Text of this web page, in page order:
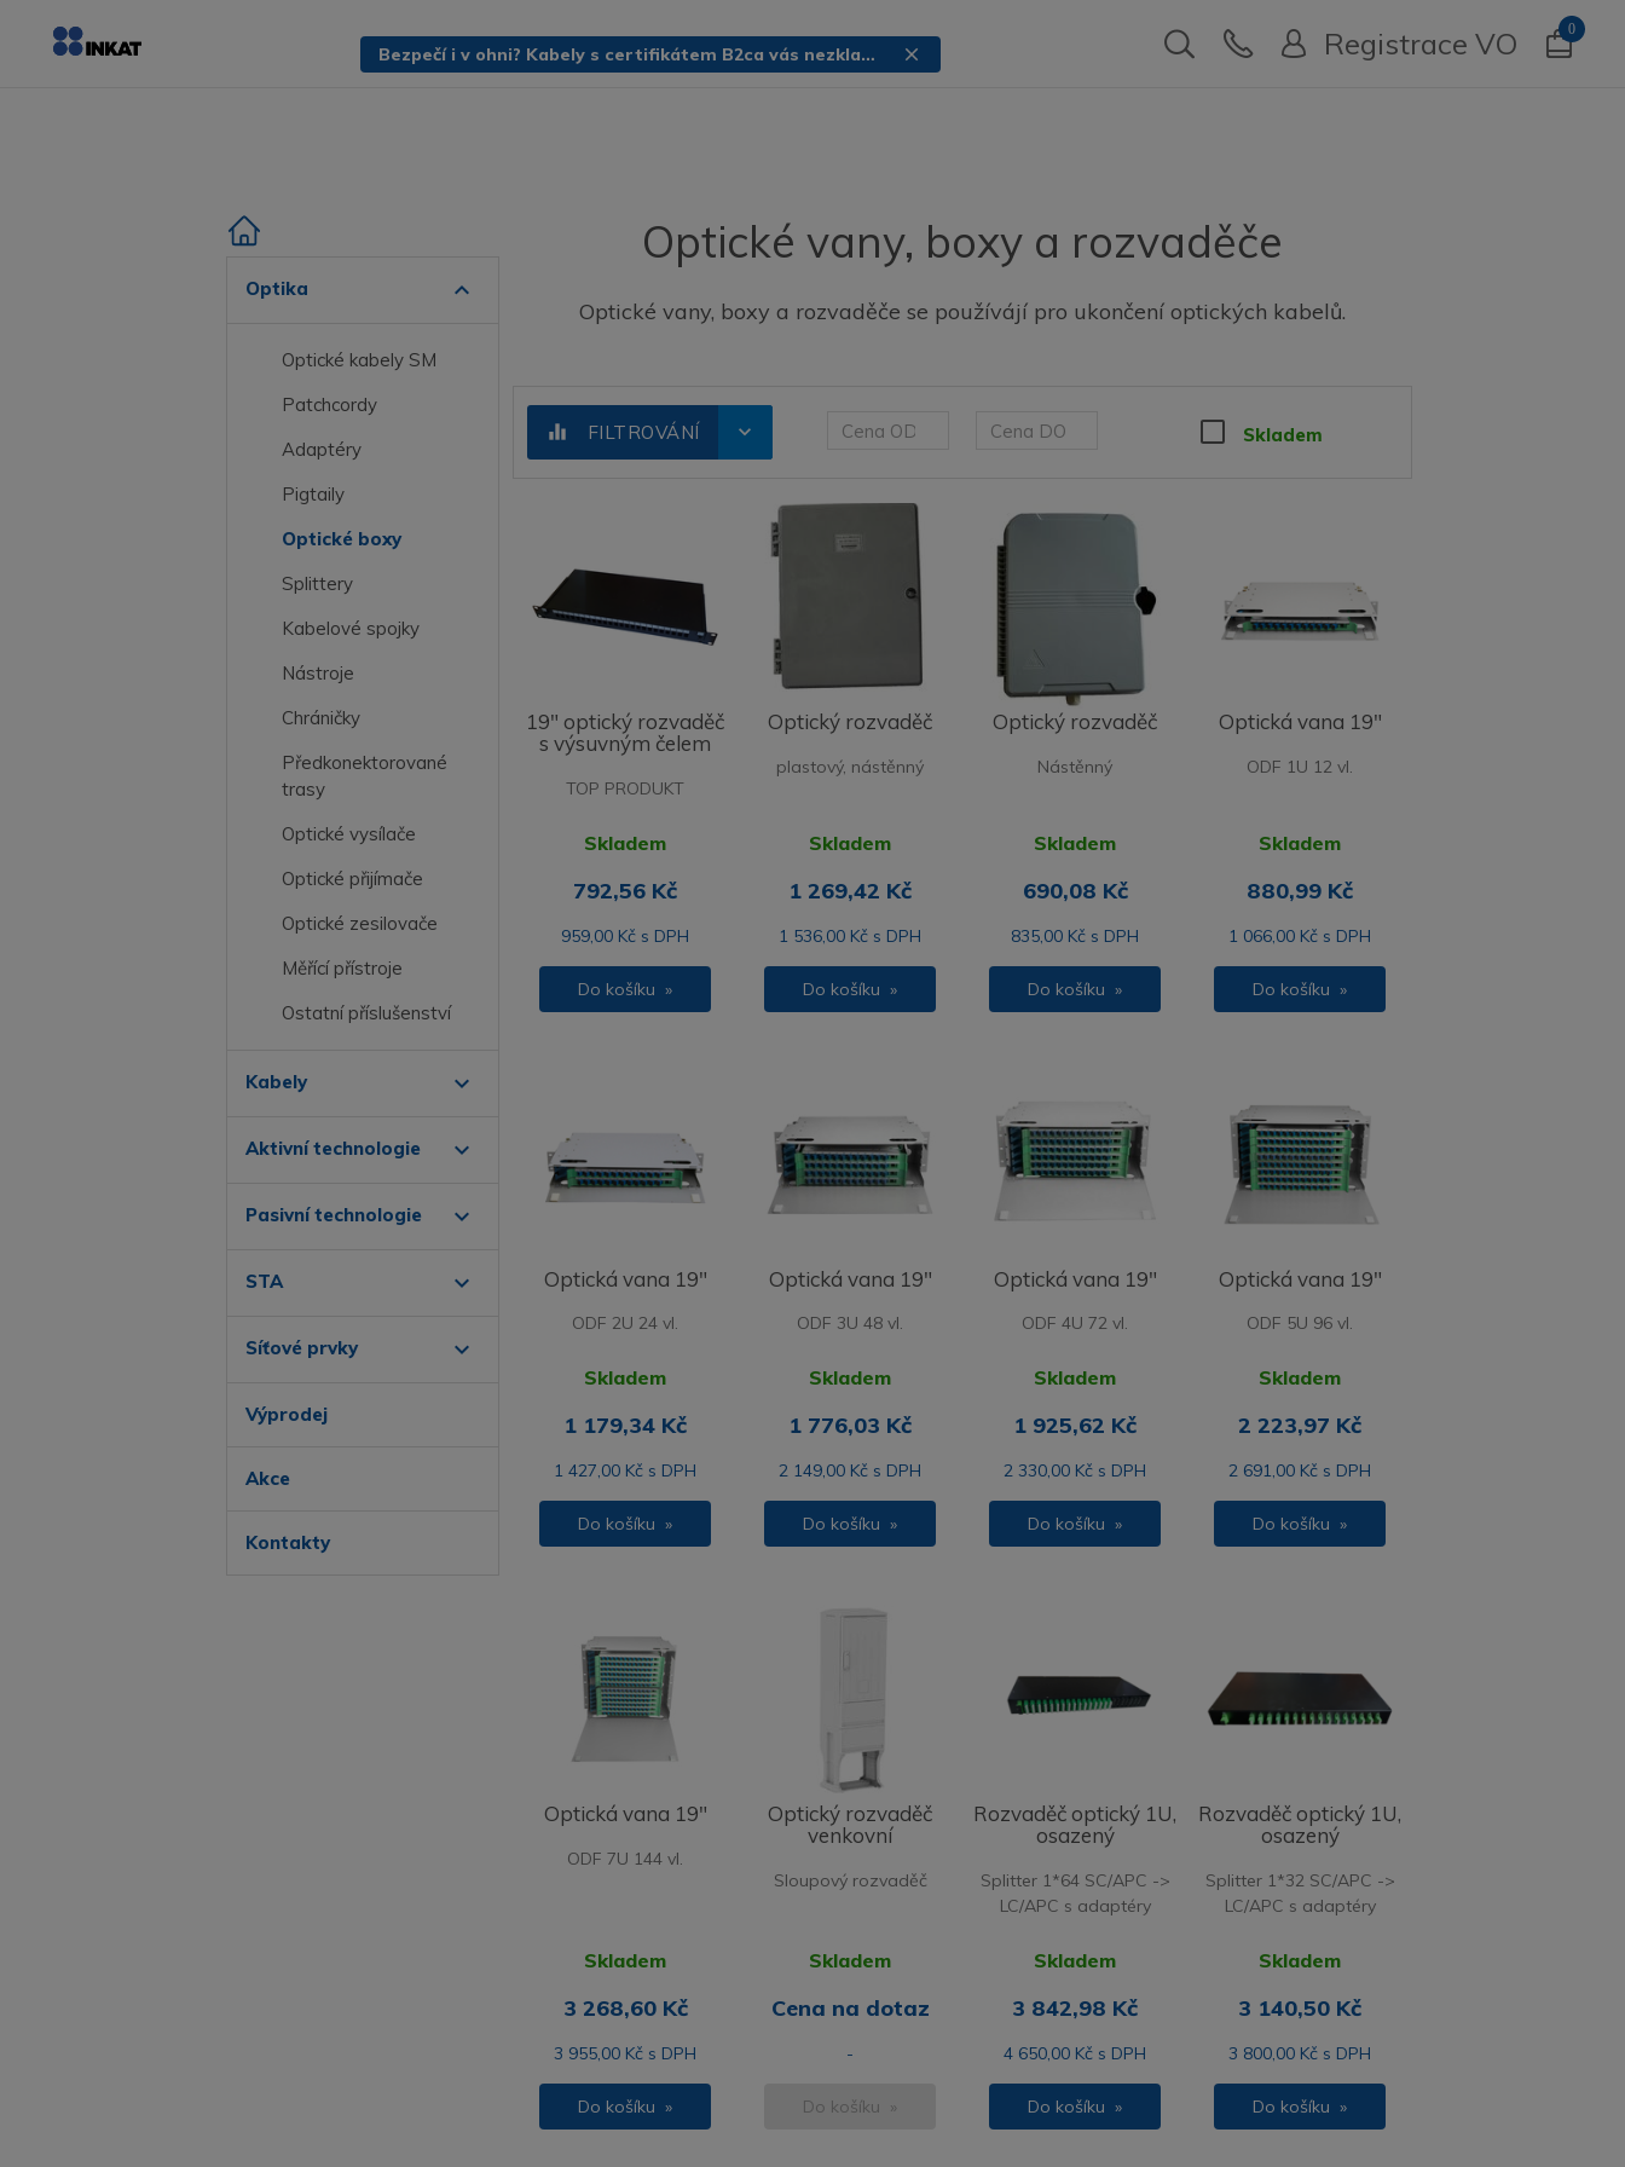
Bezpečí i v ohni? Kabely s certifikátem B2ca vás nezklamou close Registrace VO 0
Optika expand_more
Optické kabely SM
Patchcordy
Adaptéry
Pigtaily
Optické boxy
Splittery
Kabelové spojky
Nástroje
Chráničky
Předkonektorované
trasy
Optické vysílače
Optické přijímače
Optické zesilovače
Měřící přístroje
Ostatní příslušenství
Kabely expand_more
Aktivní technologie expand_more
Pasivní technologie expand_more
STA expand_more
Síťové prvky expand_more
Výprodej
Akce
Kontakty
Optické vany, boxy a rozvaděče
Optické vany, boxy a rozvaděče se používájí pro ukončení optických kabelů.
equalizer FILTROVÁNÍ expand_more Skladem
19" optický rozvaděč
s výsuvným čelem
TOP PRODUKT
Skladem
792,56 Kč
959,00 Kč s DPH
Do košíku »
Optický rozvaděč
plastový, nástěnný
Skladem
1 269,42 Kč
1 536,00 Kč s DPH
Do košíku »
Optický rozvaděč
Nástěnný
Skladem
690,08 Kč
835,00 Kč s DPH
Do košíku »
Optická vana 19"
ODF 1U 12 vl.
Skladem
880,99 Kč
1 066,00 Kč s DPH
Do košíku »
Optická vana 19"
ODF 2U 24 vl.
Skladem
1 179,34 Kč
1 427,00 Kč s DPH
Do košíku »
Optická vana 19"
ODF 3U 48 vl.
Skladem
1 776,03 Kč
2 149,00 Kč s DPH
Do košíku »
Optická vana 19"
ODF 4U 72 vl.
Skladem
1 925,62 Kč
2 330,00 Kč s DPH
Do košíku »
Optická vana 19"
ODF 5U 96 vl.
Skladem
2 223,97 Kč
2 691,00 Kč s DPH
Do košíku »
Optická vana 19"
ODF 7U 144 vl.
Skladem
3 268,60 Kč
3 955,00 Kč s DPH
Do košíku »
Optický rozvaděč
venkovní
Sloupový rozvaděč
Skladem
Cena na dotaz
-
Do košíku »
Rozvaděč optický 1U,
osazený
Splitter 1*64 SC/APC ->
LC/APC s adaptéry
Skladem
3 842,98 Kč
4 650,00 Kč s DPH
Do košíku »
Rozvaděč optický 1U,
osazený
Splitter 1*32 SC/APC ->
LC/APC s adaptéry
Skladem
3 140,50 Kč
3 800,00 Kč s DPH
Do košíku »